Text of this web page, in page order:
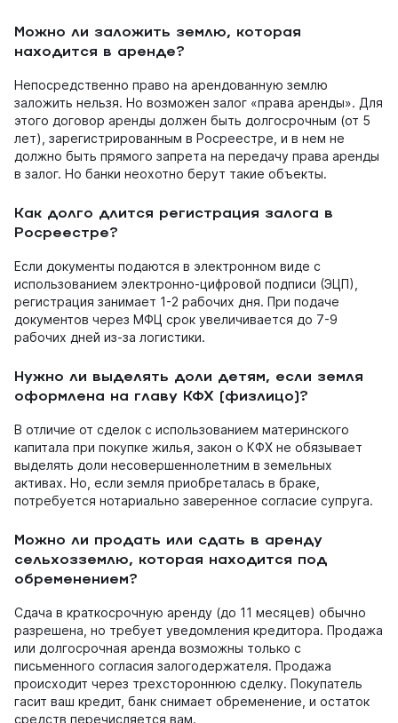
Можно ли заложить землю, которая
находится в аренде?
Непосредственно право на арендованную землю
заложить нельзя. Но возможен залог «права аренды». Для
этого договор аренды должен быть долгосрочным (от 5
лет), зарегистрированным в Росреестре, и в нем не
должно быть прямого запрета на передачу права аренды
в залог. Но банки неохотно берут такие объекты.
Как долго длится регистрация залога в
Росреестре?
Если документы подаются в электронном виде с
использованием электронно-цифровой подписи (ЭЦП),
регистрация занимает 1-2 рабочих дня. При подаче
документов через МФЦ срок увеличивается до 7-9
рабочих дней из-за логистики.
Нужно ли выделять доли детям, если земля
оформлена на главу КФХ (физлицо)?
В отличие от сделок с использованием материнского
капитала при покупке жилья, закон о КФХ не обязывает
выделять доли несовершеннолетним в земельных
активах. Но, если земля приобреталась в браке,
потребуется нотариально заверенное согласие супруга.
Можно ли продать или сдать в аренду
сельхозземлю, которая находится под
обременением?
Сдача в краткосрочную аренду (до 11 месяцев) обычно
разрешена, но требует уведомления кредитора. Продажа
или долгосрочная аренда возможны только с
письменного согласия залогодержателя. Продажа
происходит через трехстороннюю сделку. Покупатель
гасит ваш кредит, банк снимает обременение, и остаток
средств перечисляется вам.